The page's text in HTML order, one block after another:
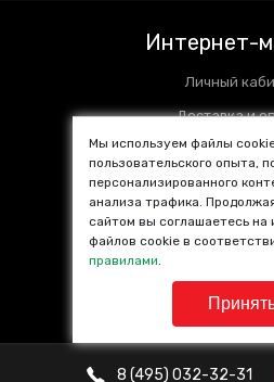
Интернет-
Личный
Доставка и
Установочные
SALE %
Популярные
© VINYL4YOU 2013—2026.
8 (495) 032-32-31
Мы используем файлы
пользовательского опыта,
персонализированного
анализа трафика.
сайтом вы соглашаетесь на
файлов cookie в
правилами.